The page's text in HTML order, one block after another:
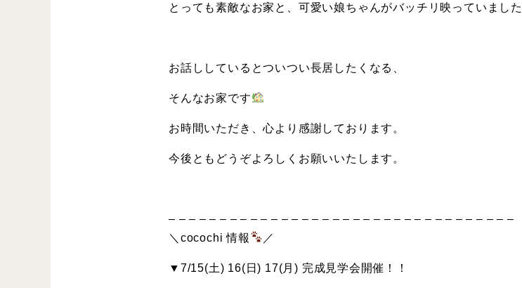
とっても素敵なお家と、可愛い娘ちゃんがバッチリ映っていました
お話ししているとついつい長居したくなる、
そんなお家です
お時間いただき、心より感謝しております。
今後ともどうぞよろしくお願いいたします。
– – – – – – – – – – – – – – – – – – – – – – – – – – – – – – – – – –
＼cocochi 情報
／
▼7/15(土) 16(日) 17(月) 完成見学会開催！！